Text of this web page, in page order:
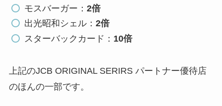
モスバーガー：2倍
出光昭和シェル：2倍
スターバックカード： 10倍
上記のJCB ORIGINAL SERIRS パートナー優待店
のほんの一部です。